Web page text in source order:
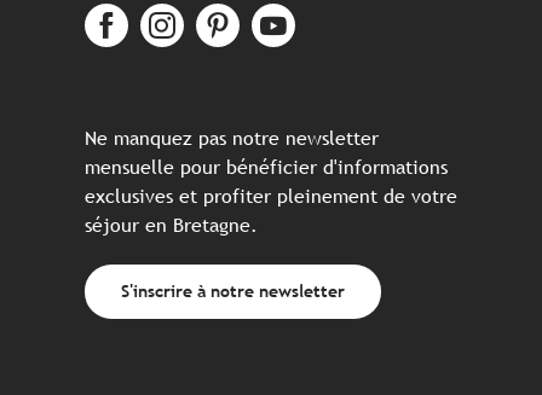
Ne manquez pas notre newsletter
mensuelle pour bénéficier d'informations
exclusives et profiter pleinement de votre
séjour en Bretagne.
S'inscrire à notre newsletter